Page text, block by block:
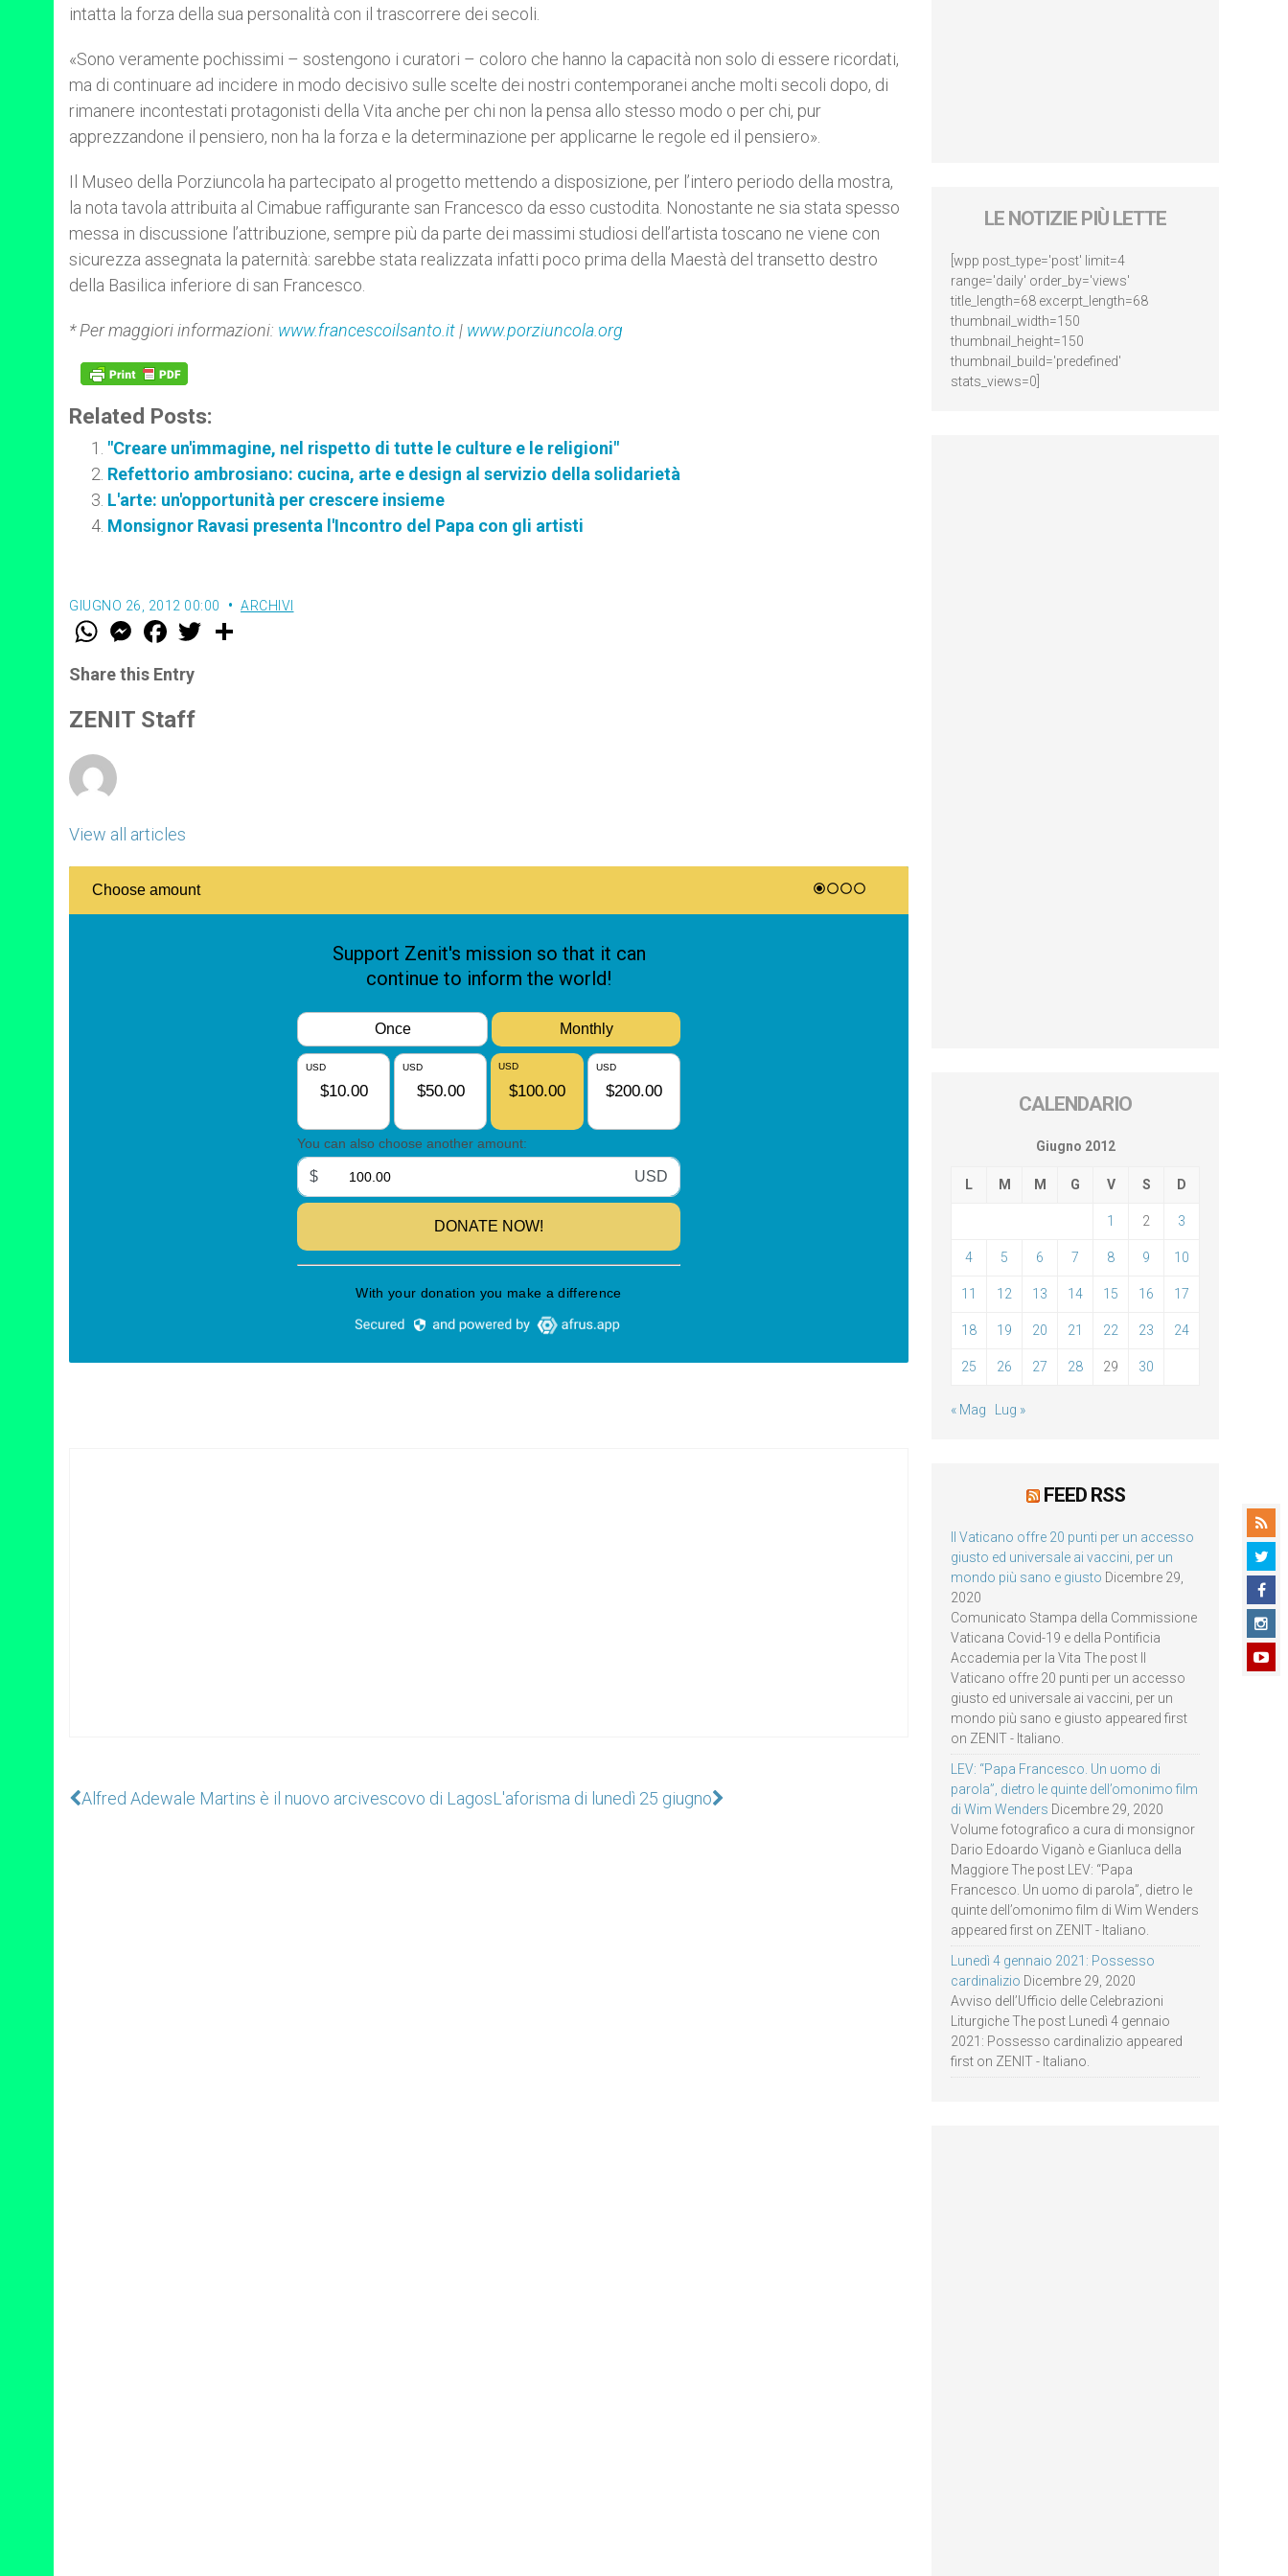
intatta la forza della sua personalità con il trascorrere dei secoli.
«Sono veramente pochissimi – sostengono i curatori – coloro che hanno la capacità non solo di essere ricordati,
ma di continuare ad incidere in modo decisivo sulle scelte dei nostri contemporanei anche molti secoli dopo, di
rimanere incontestati protagonisti della Vita anche per chi non la pensa allo stesso modo o per chi, pur
apprezzandone il pensiero, non ha la forza e la determinazione per applicarne le regole ed il pensiero».
Il Museo della Porziuncola ha partecipato al progetto mettendo a disposizione, per l’intero periodo della mostra,
la nota tavola attribuita al Cimabue raffigurante san Francesco da esso custodita. Nonostante ne sia stata spesso
messa in discussione l’attribuzione, sempre più da parte dei massimi studiosi dell’artista toscano ne viene con
sicurezza assegnata la paternità: sarebbe stata realizzata infatti poco prima della Maestà del transetto destro
della Basilica inferiore di san Francesco.
* Per maggiori informazioni: www.francescoilsanto.it | www.porziuncola.org
Related Posts:
"Creare un'immagine, nel rispetto di tutte le culture e le religioni"
Refettorio ambrosiano: cucina, arte e design al servizio della solidarietà
L'arte: un'opportunità per crescere insieme
Monsignor Ravasi presenta l'Incontro del Papa con gli artisti
GIUGNO 26, 2012 00:00 ARCHIVI
W
t
s
p
p
M
e
s
e
g
e
F
a
e
b
o
k
w
Share this Entry
ZENIT Staff
View all articles
Alfred Adewale Martins è il nuovo arcivescovo di LagosL'aforisma di lunedì 25 giugno
LE NOTIZIE PIÙ LETTE
[wpp post_type='post' limit=4
range='daily' order_by='views'
title_length=68 excerpt_length=68
thumbnail_width=150
thumbnail_height=150
thumbnail_build='predefined'
stats_views=0]
CALENDARIO
Giugno 2012
L M M G V S D
1 2 3
4 5 6 7 8 9 10
11 12 13 14 15 16 17
18 19 20 21 22 23 24
25 26 27 28 29 30
« Mag Lug »
FEED RSS
Il Vaticano offre 20 punti per un accesso
giusto ed universale ai vaccini, per un
mondo più sano e giusto Dicembre 29,
2020
Comunicato Stampa della Commissione
Vaticana Covid-19 e della Pontificia
Accademia per la Vita The post Il
Vaticano offre 20 punti per un accesso
giusto ed universale ai vaccini, per un
mondo più sano e giusto appeared first
on ZENIT - Italiano.
LEV: “Papa Francesco. Un uomo di
parola”, dietro le quinte dell’omonimo film
di Wim Wenders Dicembre 29, 2020
Volume fotografico a cura di monsignor
Dario Edoardo Viganò e Gianluca della
Maggiore The post LEV: “Papa
Francesco. Un uomo di parola”, dietro le
quinte dell’omonimo film di Wim Wenders
appeared first on ZENIT - Italiano.
Lunedì 4 gennaio 2021: Possesso
cardinalizio Dicembre 29, 2020
Avviso dell’Ufficio delle Celebrazioni
Liturgiche The post Lunedì 4 gennaio
2021: Possesso cardinalizio appeared
first on ZENIT - Italiano.